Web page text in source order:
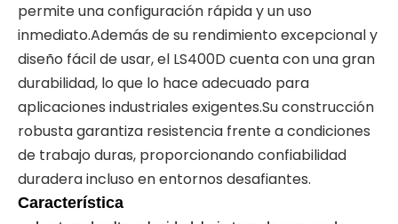
permite una configuración rápida y un uso
inmediato.Además de su rendimiento excepcional y
diseño fácil de usar, el LS400D cuenta con una gran
durabilidad, lo que lo hace adecuado para
aplicaciones industriales exigentes.Su construcción
robusta garantiza resistencia frente a condiciones
de trabajo duras, proporcionando confiabilidad
duradera incluso en entornos desafiantes.
Característica